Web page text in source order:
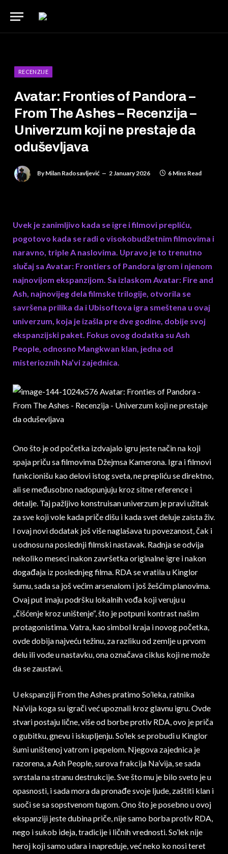
RECENZIJE
Avatar: Fronties of Pandora –
From The Ashes – Recenzija –
Univerzum koji ne prestaje da
oduševljava
By Milan Radosavljević 2 January 2026 6 Mins Read
Uvek je zanimljivo kada se igre i filmovi prepliću,
pogotovo kada se radi o visokobudžetnim filmovima i
naravno, triple A naslovima. Upravo je to trenutno
slučaj sa Avatar: Frontiers of Pandora igrom i njenom
najnovijom ekspanzijom. Sa izlaskom Avatar: Fire and
Ash, najnovijeg dela filmske trilogije, otvorila se
savršena prilika da i Ubisoftova igra smeštena u ovaj
univerzum, koja je izašla pre dve godine, dobije svoj
ekspanzijski paket. Fokus ovog dodatka su Ash
People, odnosno Mangkwan klan, jedna od
misterioznih Na’vi zajednica.
Ono što je od početka izdvajalo igru jeste način na koji
spaja priču sa filmovima Džejmsa Kamerona. Igra i filmovi
funkcionišu kao delovi istog sveta, ne prepliću se direktno,
ali se međusobno nadopunjuju kroz sitne reference i
detalje. Taj pažljivo konstruisan univerzum je pravi užitak
za sve koji vole kada priče dišu i kada svet deluje zaista živ.
I ovaj novi dodatak još više naglašava tu povezanost, čak i
u odnosu na poslednji filmski nastavak. Radnja se odvija
nekoliko meseci nakon završetka originalne igre i nakon
događaja iz poslednjeg filma. RDA se vratila u Kinglor
šumu, sada sa još većim arsenalom i još žešćim planovima.
Ovaj put imaju podršku lokalnih vođa koji veruju u
„čišćenje kroz uništenje“, što je potpuni kontrast našim
protagonistima. Vatra, kao simbol kraja i novog početka,
ovde dobija najveću težinu, za razliku od zemlje u prvom
delu ili vode u nastavku, ona označava ciklus koji ne može
da se zaustavi.
U ekspanziji From the Ashes pratimo So’leka, ratnika
Na’vija koga su igrači već upoznali kroz glavnu igru. Ovde
stvari postaju lične, više od borbe protiv RDA, ovo je priča
o gubitku, gnevu i iskupljenju. So’lek se probudi u Kinglor
šumi uništenoj vatrom i pepelom. Njegova zajednica je
razorena, a Ash People, surova frakcija Na’vija, se sada
svrstala na stranu destrukcije. Sve što mu je bilo sveto je u
opasnosti, i sada mora da pronađe svoje ljude, zaštiti klan i
suoči se sa sopstvenom tugom. Ono što je posebno u ovoj
ekspanziji jeste dubina priče, nije samo borba protiv RDA,
nego i sukob ideja, tradicije i ličnih vrednosti. So’lek nije
heroj koji samo udara i napreduje, već neko ko nosi teret